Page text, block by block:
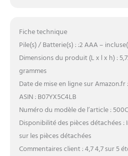
Fiche technique
Pile(s) / Batterie(s) : :2 AAA –
Dimensions du produit (L x l x h) :
grammes
Date de mise en ligne sur Amazon.fr
ASIN : B07YX5C4LB
Numéro du modèle de l’article : 500C
Disponibilité des pièces détachées
sur les pièces détachées
Commentaires client : 4,7 4,7 sur 5